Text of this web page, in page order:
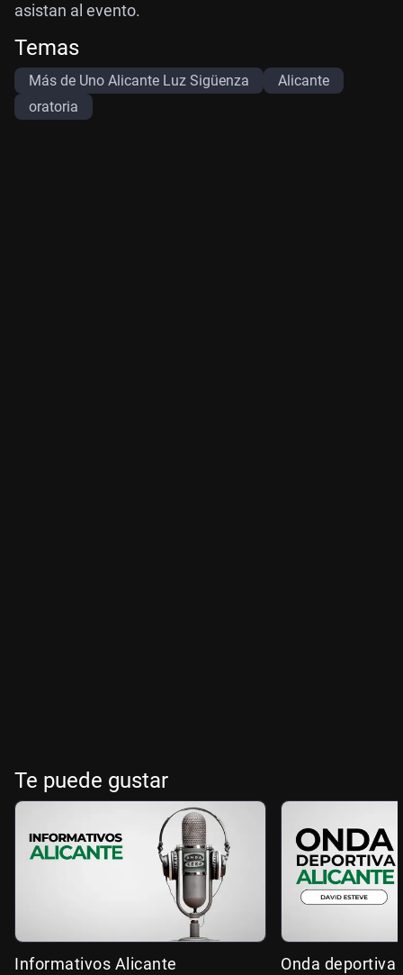
asistan al evento.
Temas
Más de Uno Alicante Luz Sigüenza
Alicante
oratoria
Te puede gustar
Informativos Alicante Onda deportiva